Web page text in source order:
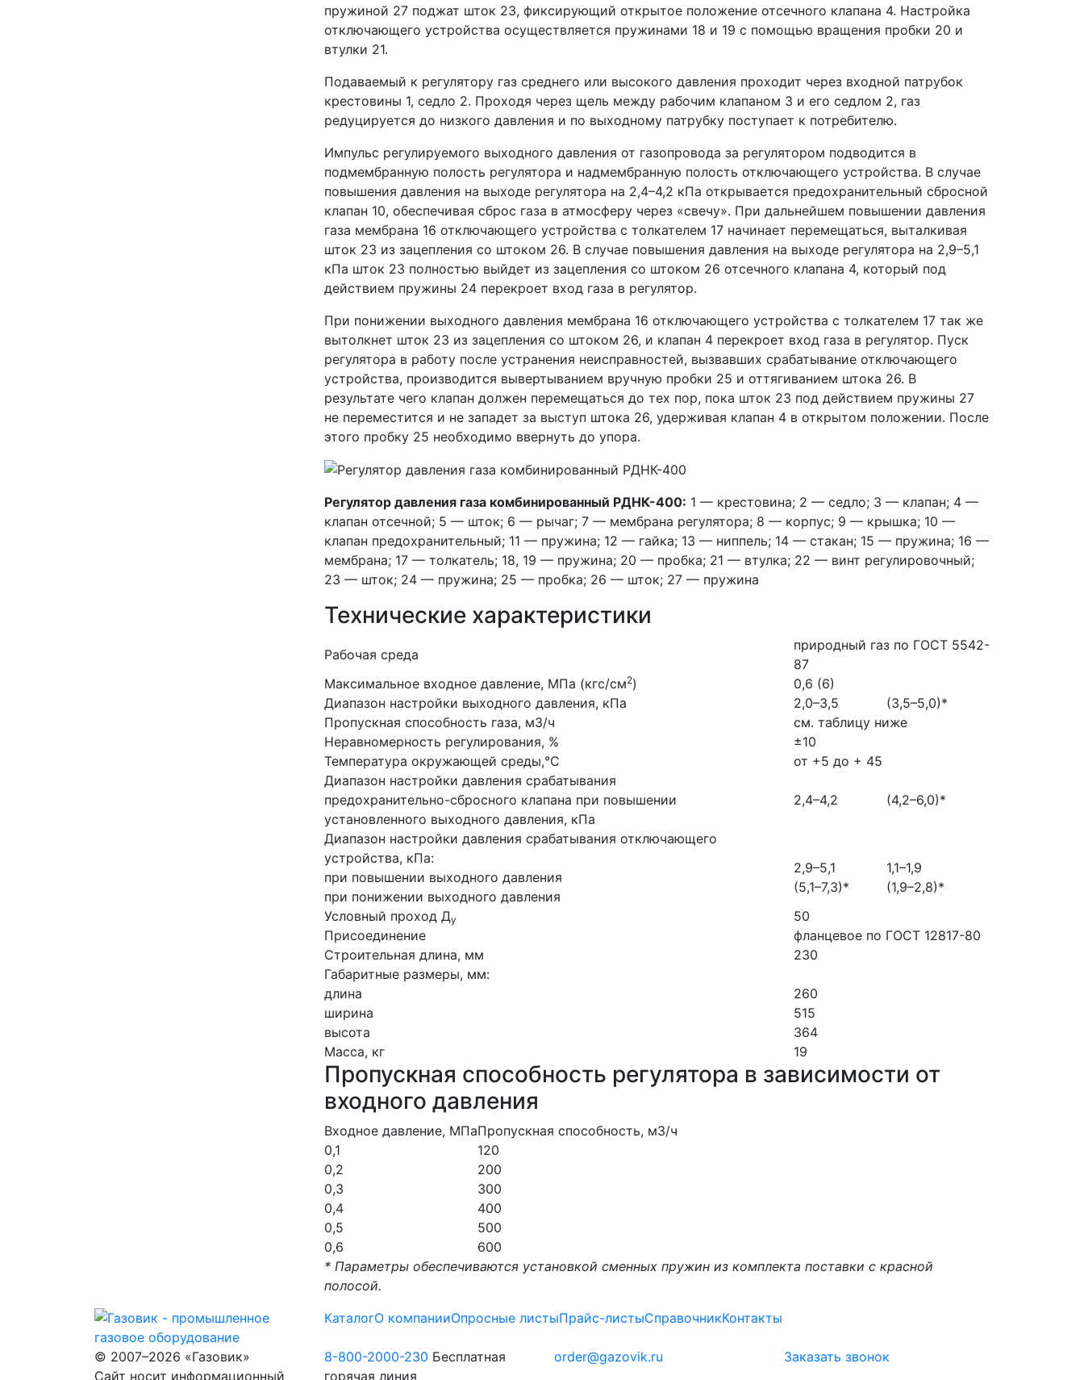
пружиной 27 поджат шток 23, фиксирующий открытое положение отсечного клапана 4. Настройка
отключающего устройства осуществляется пружинами 18 и 19 с помощью вращения пробки 20 и
втулки 21.
Подаваемый к регулятору газ среднего или высокого давления проходит через входной патрубок
крестовины 1, седло 2. Проходя через щель между рабочим клапаном 3 и его седлом 2, газ
редуцируется до низкого давления и по выходному патрубку поступает к потребителю.
Импульс регулируемого выходного давления от газопровода за регулятором подводится в
подмембранную полость регулятора и надмембранную полость отключающего устройства. В случае
повышения давления на выходе регулятора на 2,4–4,2 кПа открывается предохранительный сбросной
клапан 10, обеспечивая сброс газа в атмосферу через «свечу». При дальнейшем повышении давления
газа мембрана 16 отключающего устройства с толкателем 17 начинает перемещаться, выталкивая
шток 23 из зацепления со штоком 26. В случае повышения давления на выходе регулятора на 2,9–5,1
кПа шток 23 полностью выйдет из зацепления со штоком 26 отсечного клапана 4, который под
действием пружины 24 перекроет вход газа в регулятор.
При понижении выходного давления мембрана 16 отключающего устройства с толкателем 17 так же
вытолкнет шток 23 из зацепления со штоком 26, и клапан 4 перекроет вход газа в регулятор. Пуск
регулятора в работу после устранения неисправностей, вызвавших срабатывание отключающего
устройства, производится вывертыванием вручную пробки 25 и оттягиванием штока 26. В
результате чего клапан должен перемещаться до тех пор, пока шток 23 под действием пружины 27
не переместится и не западет за выступ штока 26, удерживая клапан 4 в открытом положении. После
этого пробку 25 необходимо ввернуть до упора.
Регулятор давления газа комбинированный РДНК-400: 1 — крестовина; 2 — седло; 3 — клапан; 4 —
клапан отсечной; 5 — шток; 6 — рычаг; 7 — мембрана регулятора; 8 — корпус; 9 — крышка; 10 —
клапан предохранительный; 11 — пружина; 12 — гайка; 13 — ниппель; 14 — стакан; 15 — пружина; 16 —
мембрана; 17 — толкатель; 18, 19 — пружина; 20 — пробка; 21 — втулка; 22 — винт регулировочный;
23 — шток; 24 — пружина; 25 — пробка; 26 — шток; 27 — пружина
Технические характеристики
Рабочая среда
природный газ по ГОСТ 5542-
87
Максимальное входное давление, МПа (кгс/см2)
0,6 (6)
Диапазон настройки выходного давления, кПа
2,0–3,5
(3,5–5,0)*
Пропускная способность газа, м3/ч
см. таблицу ниже
Неравномерность регулирования, %
±10
Температура окружающей среды,°С
от +5 до + 45
Диапазон настройки давления срабатывания
предохранительно-сбросного клапана при повышении
установленного выходного давления, кПа
2,4–4,2 (4,2–6,0)*
Диапазон настройки давления срабатывания отключающего
устройства, кПа:
при повышении выходного давления
при понижении выходного давления
2,9–5,1
(5,1–7,3)*
1,1–1,9
(1,9–2,8)*
Условный проход Ду
50
Присоединение
фланцевое по ГОСТ 12817-80
Строительная длина, мм
230
Габаритные размеры, мм:
длина
ширина
высота
260
515
364
Масса, кг
19
Пропускная способность регулятора в зависимости от
входного давления
Входное давление, МПаПропускная способность, м3/ч
0,1
0,2
0,3
0,4
0,5
0,6
120
200
300
400
500
600
* Параметры обеспечиваются установкой сменных пружин из комплекта поставки с красной
полосой.
КаталогО компанииОпросные листыПрайс-листыСправочникКонтакты
© 2007–2026 «Газовик»
Сайт носит информационный
8-800-2000-230 Бесплатная
горячая линия
order@gazovik.ru Заказать звонок